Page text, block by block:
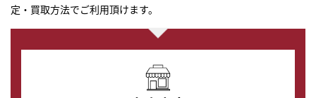
定・買取方法でご利用頂けます。